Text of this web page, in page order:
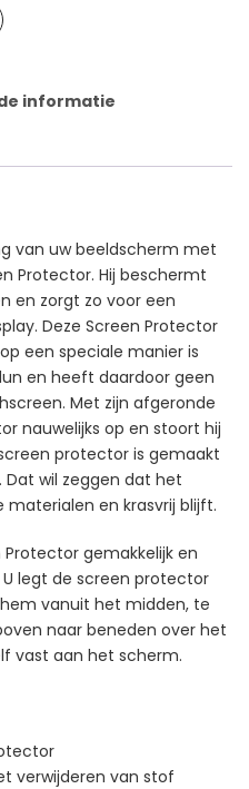
informatie
van uw beeldscherm met
Protector. Hij beschermt
en zorgt zo voor een
Deze Screen Protector
een speciale manier is
en heeft daardoor geen
Met zijn afgeronde
nauwelijks op en stoort hij
protector is gemaakt
Dat wil zeggen dat het
materialen en krasvrij blijft.
Protector gemakkelijk en
legt de screen protector
vanuit het midden, te
naar beneden over het
vast aan het scherm.
verwijderen van stof